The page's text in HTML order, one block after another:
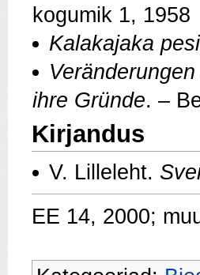
kogumik 1, 1958
Kalakajaka
ihre Gründe. –
Kirjandus
V. Lilleleht.
EE 14, 2000;